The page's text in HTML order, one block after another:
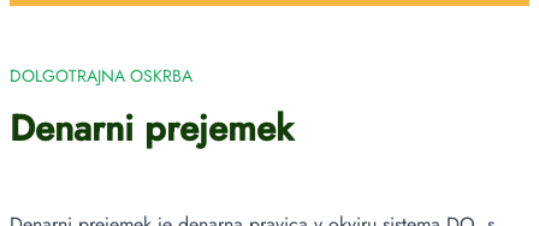
DOLGOTRAJNA OSKRBA
Denarni prejemek